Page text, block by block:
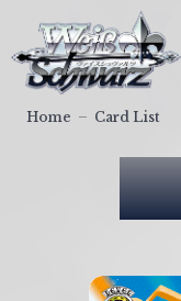
ァ
イ
Home Card List